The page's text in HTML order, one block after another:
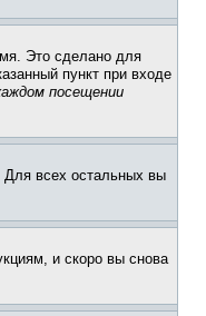
Это сделано для
пункт при входе
посещении
Для всех остальных вы
и скоро вы снова